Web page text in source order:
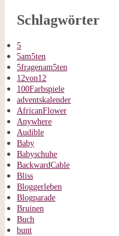
Schlagwörter
5
5am5ten
5fragenam5ten
12von12
100Farbspiele
adventskalender
AfricanFlower
Anywhere
Audible
Baby
Babyschuhe
BackwardCable
Bliss
Bloggerleben
Blogparade
Bruinen
Buch
bunt